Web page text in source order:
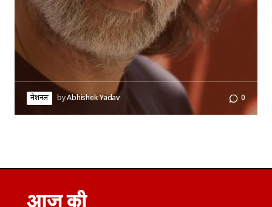
नेशनल byAbhishek Yadav 0